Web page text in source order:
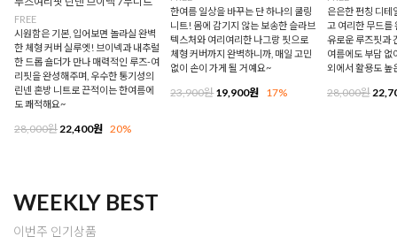
FREE
시원함은 기본, 입어보면 놀라실 완벽
한 체형 커버 실루엣! 브이넥과 내추럴
한 드롭 숄더가 만나 매력적인 루즈-여
리핏을 완성해주며, 우수한 통기성의
린넨 혼방 니트로 끈적이는 한여름에
도 쾌적해요~
28,000원22,400원 20%
한여름 일상을 바꾸는 단 하나의 쿨링
니트! 몸에 감기지 않는 보송한 슬라브
텍스처와 여리여리한 나그랑 핏으로
체형 커버까지 완벽하니까, 매일 고민
없이 손이 가게 될 거예요~
23,900원19,900원 17%
은은한 펀칭 디테
고 여리한 무드를
유로운 루즈핏과
여름에도 부담 없
외에서 활용도 높
28,000원
WEEKLY BEST
이번주 인기상품